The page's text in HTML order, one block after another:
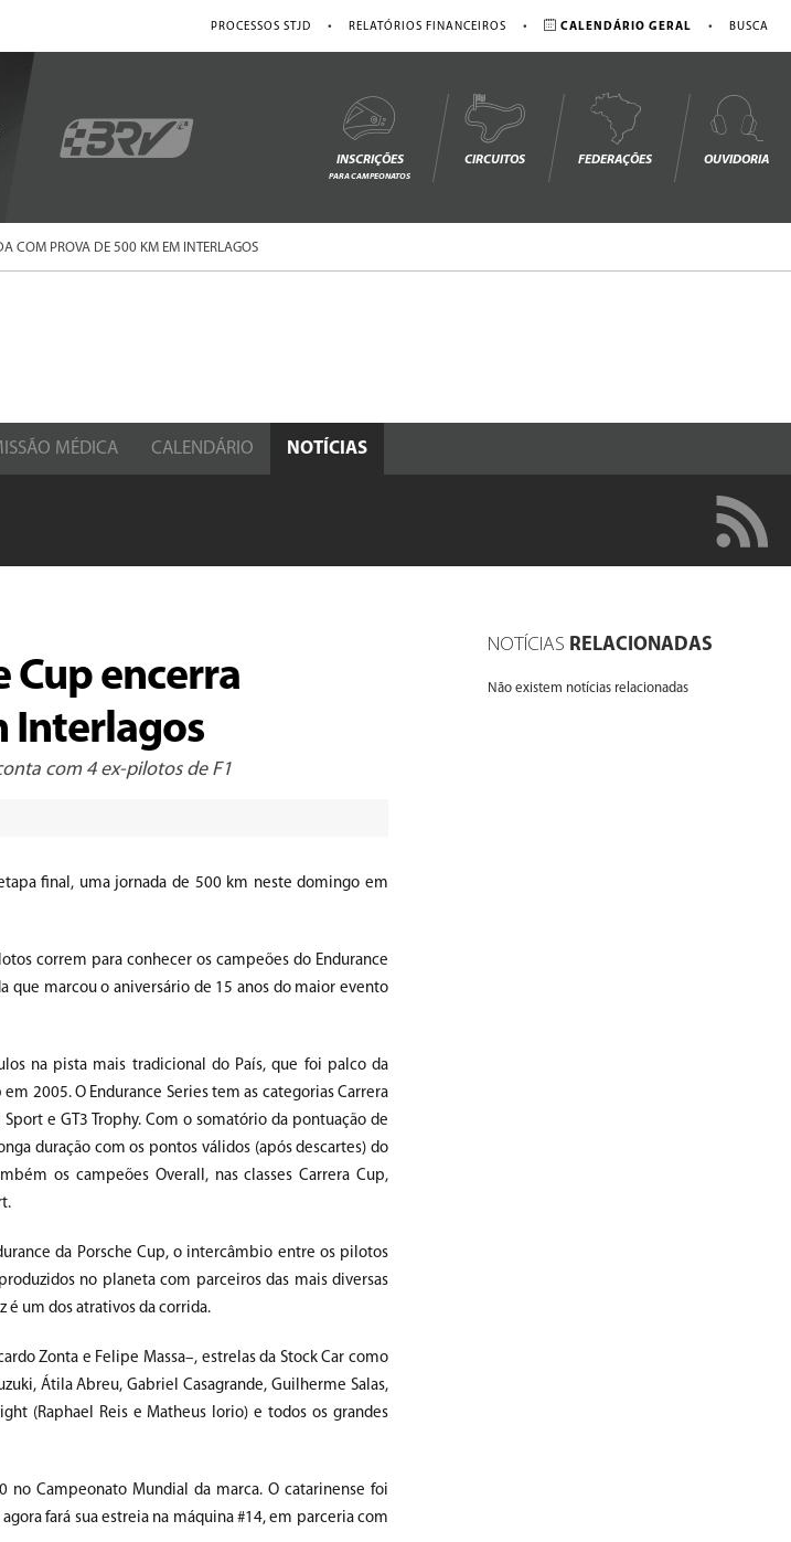
PROCESSOS STJD • RELATÓRIOS FINANCEIROS • CALENDÁRIO GERAL • BUSCA
INSCRIÇÕES
PARA CAMPEONATOS
CIRCUITOS FEDERAÇÕES OUVIDORIA
COM PROVA DE 500 KM EM INTERLAGOS
MÉDICA CALENDÁRIO NOTÍCIAS
Cup encerra
Interlagos
com 4 ex-pilotos de F1
final, uma jornada de 500 km neste domingo em
correm para conhecer os campeões do Endurance
que marcou o aniversário de 15 anos do maior evento
na pista mais tradicional do País, que foi palco da
2005. O Endurance Series tem as categorias Carrera
e GT3 Trophy. Com o somatório da pontuação de
duração com os pontos válidos (após descartes) do
os campeões Overall, nas classes Carrera Cup,
da Porsche Cup, o intercâmbio entre os pilotos
no planeta com parceiros das mais diversas
é um dos atrativos da corrida.
Zonta e Felipe Massa­–, estrelas da Stock Car como
Átila Abreu, Gabriel Casagrande, Guilherme Salas,
(Raphael Reis e Matheus Iorio) e todos os grandes
Campeonato Mundial da marca. O catarinense foi
fará sua estreia na máquina #14, em parceria com
NOTÍCIAS RELACIONADAS
Não existem notícias relacionadas